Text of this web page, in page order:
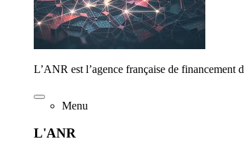
L’ANR est l’agence française de financement
Menu
L'ANR